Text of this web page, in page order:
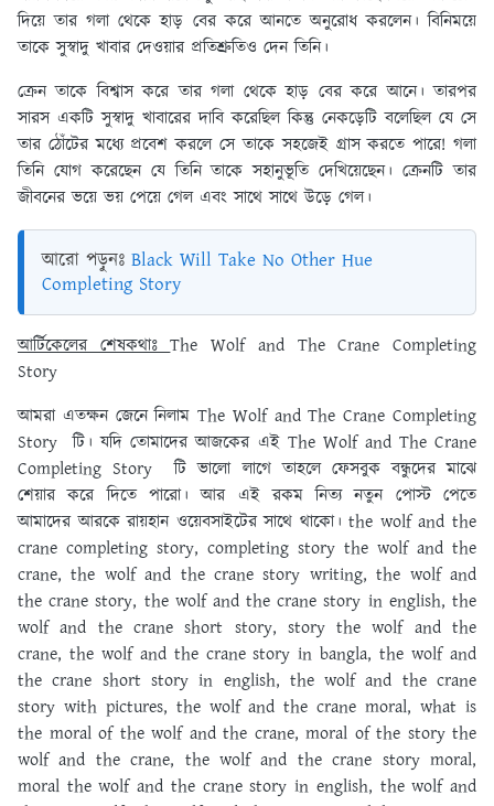
দিয়ে তার গলা থেকে হাড় বের করে আনতে অনুরোধ করলেন। বিনিময়ে
তাকে সুস্বাদু খাবার দেওয়ার প্রতিশ্রুতিও দেন তিনি।
ক্রেন তাকে বিশ্বাস করে তার গলা থেকে হাড় বের করে আনে। তারপর
সারস একটি সুস্বাদু খাবারের দাবি করেছিল কিন্তু নেকড়েটি বলেছিল যে সে
তার ঠোঁটের মধ্যে প্রবেশ করলে সে তাকে সহজেই গ্রাস করতে পারে! গলা
তিনি যোগ করেছেন যে তিনি তাকে সহানুভূতি দেখিয়েছেন। ক্রেনটি তার
জীবনের ভয়ে ভয় পেয়ে গেল এবং সাথে সাথে উড়ে গেল।
আরো পড়ুনঃ Black Will Take No Other Hue
Completing Story
আর্টিকেলের শেষকথাঃThe Wolf and The Crane Completing
Story
আমরা এতক্ষন জেনে নিলাম The Wolf and The Crane Completing
Story টি। যদি তোমাদের আজকের এই The Wolf and The Crane
Completing Story টি ভালো লাগে তাহলে ফেসবুক বন্ধুদের মাঝে
শেয়ার করে দিতে পারো। আর এই রকম নিত্য নতুন পোস্ট পেতে
আমাদের আরকে রায়হান ওয়েবসাইটের সাথে থাকো। the wolf and the
crane completing story, completing story the wolf and the
crane, the wolf and the crane story writing, the wolf and
the crane story, the wolf and the crane story in english, the
wolf and the crane short story, story the wolf and the
crane, the wolf and the crane story in bangla, the wolf and
the crane short story in english, the wolf and the crane
story with pictures, the wolf and the crane moral, what is
the moral of the wolf and the crane, moral of the story the
wolf and the crane, the wolf and the crane story moral,
moral the wolf and the crane story in english, the wolf and